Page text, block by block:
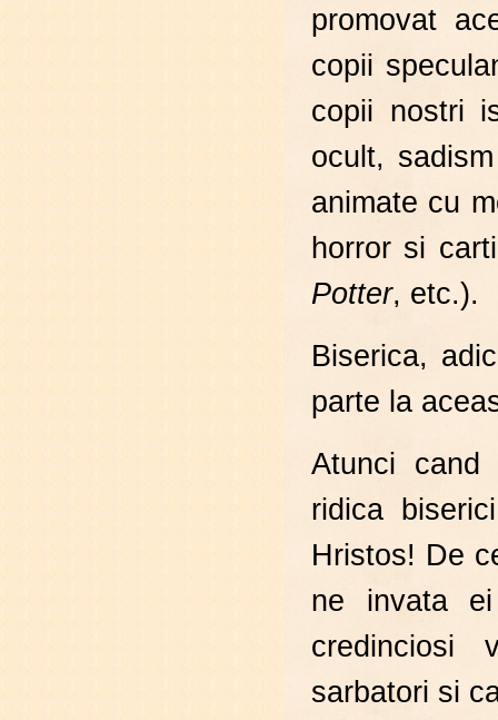
promovat
copii
copii nostri
ocult,
animate cu
horror si
Potter, etc.).
Biserica,
parte la
Atunci cand
ridica
Hristos! De
ne invata
credinciosi
sarbatori si